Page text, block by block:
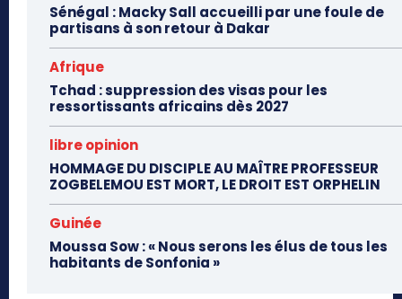
Sénégal : Macky Sall accueilli par une foule de
partisans à son retour à Dakar
Afrique
Tchad : suppression des visas pour les
ressortissants africains dès 2027
libre opinion
HOMMAGE DU DISCIPLE AU MAÎTRE PROFESSEUR
ZOGBELEMOU EST MORT, LE DROIT EST ORPHELIN
Guinée
Moussa Sow : « Nous serons les élus de tous les
habitants de Sonfonia »